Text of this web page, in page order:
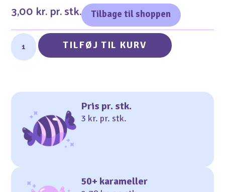
3,00 kr. pr. stk. Tilbage til shoppen
TILFØJ TIL KURV
Pris pr. stk.
3 kr. pr. stk.
50+ karameller